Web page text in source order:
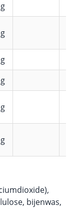
bijenwas,